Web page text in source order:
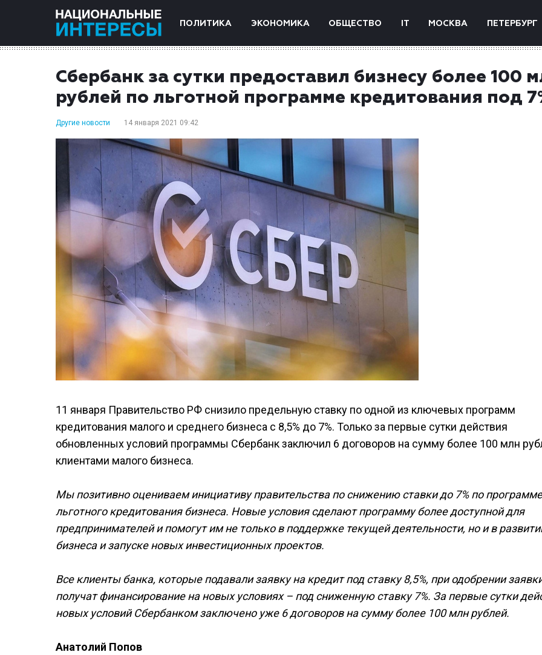
ПОЛИТИКА ЭКОНОМИКА ОБЩЕСТВО IT МОСКВА ПЕТЕРБУРГ
Сбербанк за сутки предоставил бизнесу более 100
рублей по льготной программе кредитования под
Другие новости 14 января 2021 09:42
11 января Правительство РФ снизило предельную ставку по одной из ключевых программ
кредитования малого и среднего бизнеса с 8,5% до 7%. Только за первые сутки действия
обновленных условий программы Сбербанк заключил 6 договоров на сумму более 100 млн
клиентами малого бизнеса.
Мы позитивно оцениваем инициативу правительства по снижению ставки до 7% по программе
льготного кредитования бизнеса. Новые условия сделают программу более доступной для
предпринимателей и помогут им не только в поддержке текущей деятельности, но и в
бизнеса и запуске новых инвестиционных проектов.
Все клиенты банка, которые подавали заявку на кредит под ставку 8,5%, при одобрении
получат финансирование на новых условиях – под сниженную ставку 7%. За первые сутки
новых условий Сбербанком заключено уже 6 договоров на сумму более 100 млн рублей.
Анатолий Попов